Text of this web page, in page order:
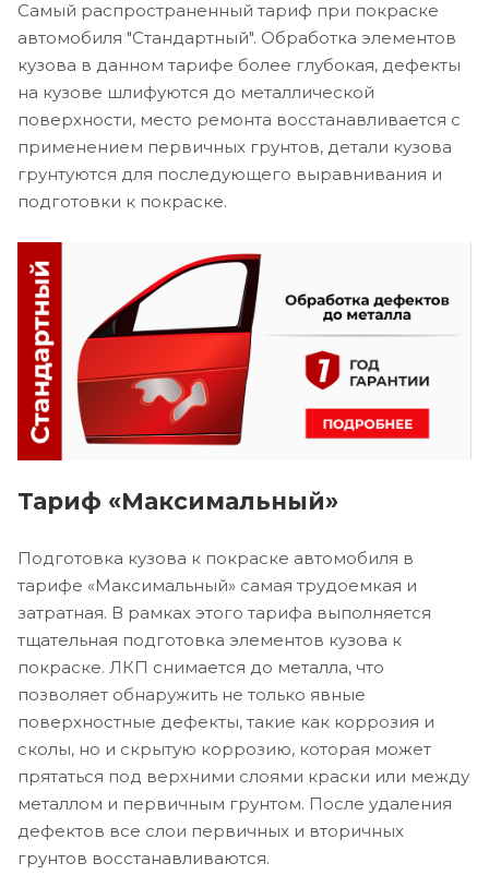
Самый распространенный тариф при покраске
автомобиля "Стандартный". Обработка элементов
кузова в данном тарифе более глубокая, дефекты
на кузове шлифуются до металлической
поверхности, место ремонта восстанавливается с
применением первичных грунтов, детали кузова
грунтуются для последующего выравнивания и
подготовки к покраске.
Тариф «Максимальный»
Подготовка кузова к покраске автомобиля в
тарифе «Максимальный» самая трудоемкая и
затратная. В рамках этого тарифа выполняется
тщательная подготовка элементов кузова к
покраске. ЛКП снимается до металла, что
позволяет обнаружить не только явные
поверхностные дефекты, такие как коррозия и
сколы, но и скрытую коррозию, которая может
прятаться под верхними слоями краски или между
металлом и первичным грунтом. После удаления
дефектов все слои первичных и вторичных
грунтов восстанавливаются.